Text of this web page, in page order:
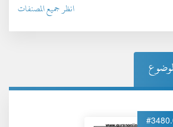
انظر جميع المصنفات